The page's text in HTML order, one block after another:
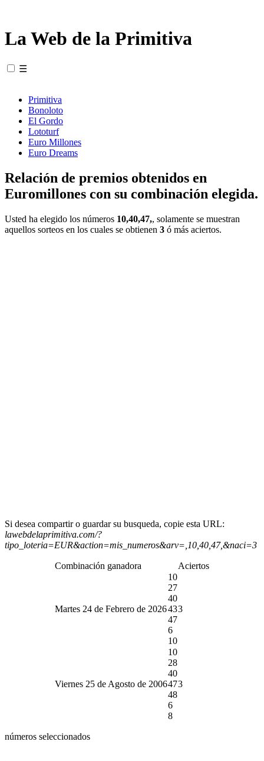
La Web de la Primitiva
☰
Primitiva
Bonoloto
El Gordo
Lototurf
Euro Millones
Euro Dreams
Relación de premios obtenidos en
Euromillones con su combinación elegida.
Usted ha elegido los números 10,40,47,, solamente se muestran
aquellos sorteos en los cuales se obtienen 3 ó más aciertos.
Si desea compartir o guardar su busqueda, copie esta URL:
lawebdelaprimitiva.com/?
tipo_loteria=EUR&action=mis_numeros&arv=,10,40,47,&naci=3
Combinación ganadora Aciertos
Martes 24 de Febrero de 2026
10
27
40
43
47
6
10
3
Viernes 25 de Agosto de 2006
10
28
40
47
48
6
8
3
números seleccionados